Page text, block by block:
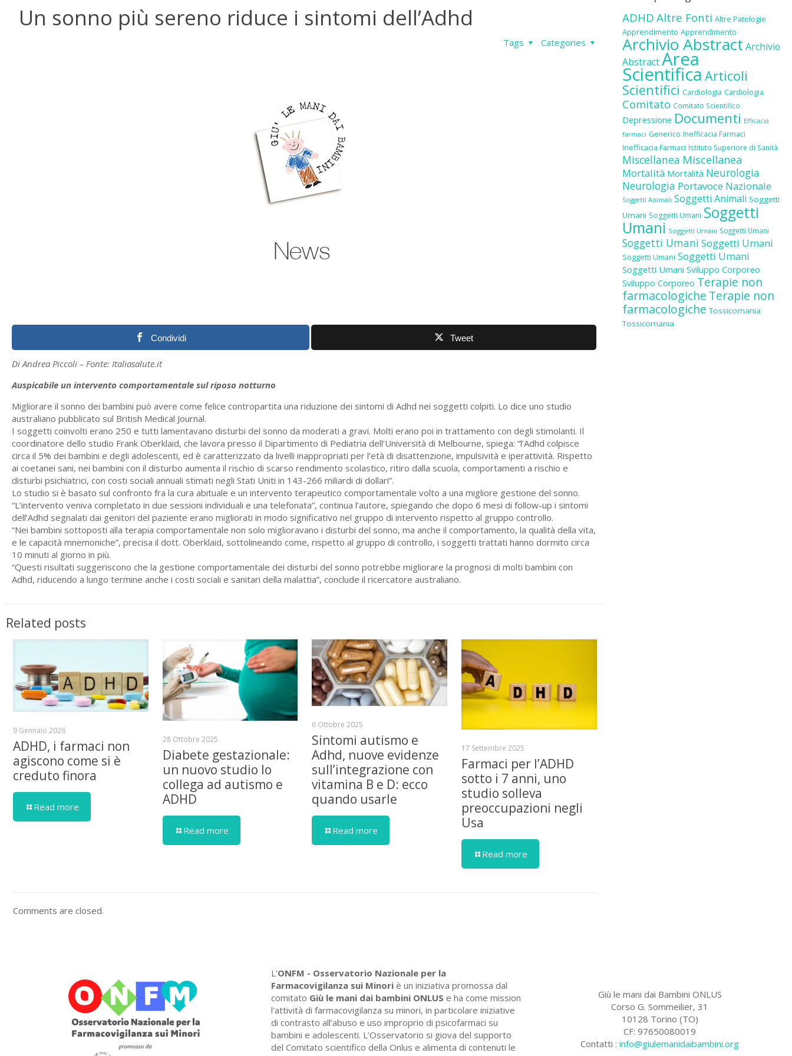
Un sonno più sereno riduce i sintomi dell’Adhd
Categories
Tags
Condividi Tweet
Di Andrea Piccoli – Fonte: Italiasalute.it
Auspicabile un intervento comportamentale sul riposo notturno
Migliorare il sonno dei bambini può avere come felice contropartita una riduzione dei sintomi di Adhd nei soggetti colpiti. Lo dice uno studio
australiano pubblicato sul British Medical Journal.
I soggetti coinvolti erano 250 e tutti lamentavano disturbi del sonno da moderati a gravi. Molti erano poi in trattamento con degli stimolanti. Il
coordinatore dello studio Frank Oberklaid, che lavora presso il Dipartimento di Pediatria dell’Università di Melbourne, spiega: “l’Adhd colpisce
circa il 5% dei bambini e degli adolescenti, ed è caratterizzato da livelli inappropriati per l’età di disattenzione, impulsività e iperattività. Rispetto
ai coetanei sani, nei bambini con il disturbo aumenta il rischio di scarso rendimento scolastico, ritiro dalla scuola, comportamenti a rischio e
disturbi psichiatrici, con costi sociali annuali stimati negli Stati Uniti in 143-266 miliardi di dollari”.
Lo studio si è basato sul confronto fra la cura abituale e un intervento terapeutico comportamentale volto a una migliore gestione del sonno.
“L’intervento veniva completato in due sessioni individuali e una telefonata”, continua l’autore, spiegando che dopo 6 mesi di follow-up i sintomi
dell’Adhd segnalati dai genitori del paziente erano migliorati in modo significativo nel gruppo di intervento rispetto al gruppo controllo.
“Nei bambini sottoposti alla terapia comportamentale non solo miglioravano i disturbi del sonno, ma anche il comportamento, la qualità della vita,
e le capacità mnemoniche”, precisa il dott. Oberklaid, sottolineando come, rispetto al gruppo di controllo, i soggetti trattati hanno dormito circa
10 minuti al giorno in più.
“Questi risultati suggeriscono che la gestione comportamentale dei disturbi del sonno potrebbe migliorare la prognosi di molti bambini con
Adhd, riducendo a lungo termine anche i costi sociali e sanitari della malattia”, conclude il ricercatore australiano.
Related posts
9 Gennaio 2026
ADHD, i farmaci non
agiscono come si è
creduto finora
Read more
28 Ottobre 2025
Diabete gestazionale:
un nuovo studio lo
collega ad autismo e
ADHD
Read more
6 Ottobre 2025
Sintomi autismo e
Adhd, nuove evidenze
sull’integrazione con
vitamina B e D: ecco
quando usarle
Read more
17 Settembre 2025
Farmaci per l’ADHD
sotto i 7 anni, uno
studio solleva
preoccupazioni negli
Usa
Read more
Comments are closed.
ADHD Altre Fonti Altre Patologie
Apprendimento Apprendimento
Archivio Abstract Archivio
AbstractArea
Scientifica Articoli
Scientifici Cardiologia Cardiologia
Comitato Comitato Scientifico
Depressione Documenti Efficacia
farmaci Generico Inefficacia Farmaci
Inefficacia Farmaci Istituto Superiore di Sanità
Miscellanea Miscellanea
Mortalità Mortalità Neurologia
Neurologia Portavoce Nazionale
Soggetti Animali Soggetti Animali Soggetti
Umani Soggetti Umani Soggetti
Umani Soggetti Umani Soggetti Umani
Soggetti Umani Soggetti Umani
Soggetti Umani Soggetti Umani
Soggetti Umani Sviluppo Corporeo
Sviluppo Corporeo Terapie non
farmacologiche Terapie non
farmacologiche Tossicomania
Tossicomania
L'ONFM - Osservatorio Nazionale per la
Farmacovigilanza sui Minori è un iniziativa promossa dal
comitato Giù le mani dai bambini ONLUS e ha come mission
l'attività di farmacovigilanza su minori, in particolare iniziative
di contrasto all’abuso e uso improprio di psicofarmaci su
bambini e adolescenti. L’Osservatorio si giova del supporto
del Comitato scientifico della Onlus e alimenta di contenuti le
Giù le mani dai Bambini ONLUS
Corso G. Sommeilier, 31
10128 Torino (TO)
CF: 97650080019
Contatti :info@giulemanidaibambini.org